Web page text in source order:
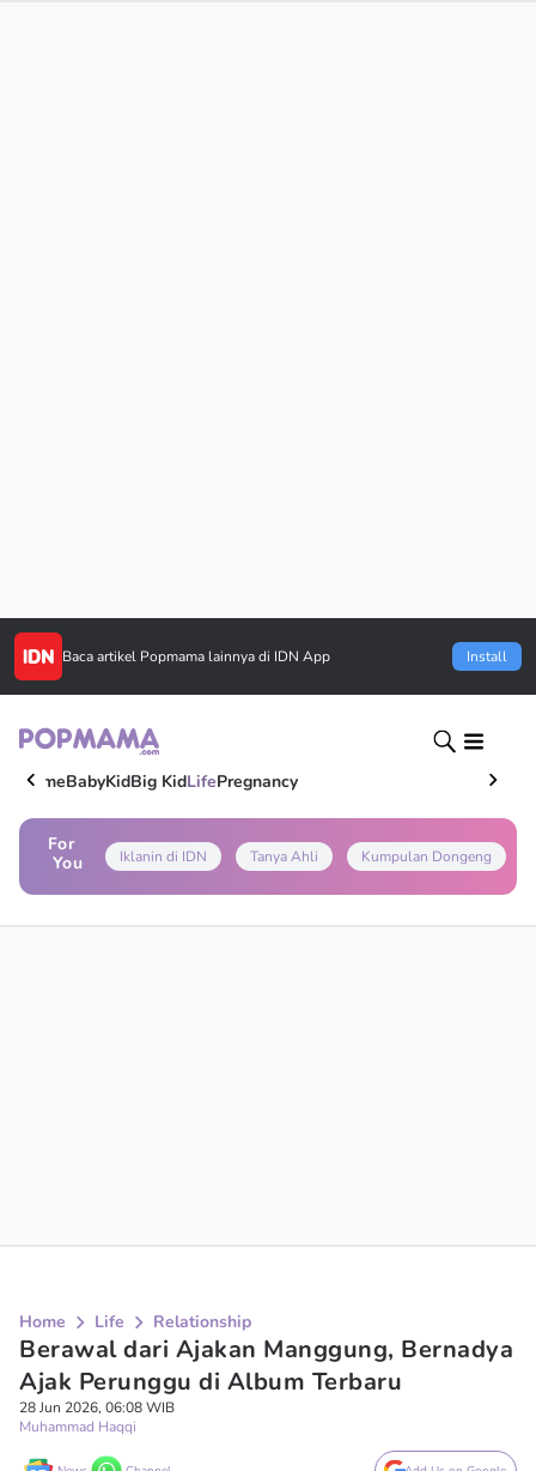
Baca artikel Popmama lainnya di IDN App Install
HomeBabyKidBig KidLifePregnancy
For
You
Iklanin di IDN Tanya Ahli Kumpulan Dongeng
Home Life Relationship
Berawal dari Ajakan Manggung, Bernadya
Ajak Perunggu di Album Terbaru
28 Jun 2026, 06:08 WIB
Muhammad Haqqi